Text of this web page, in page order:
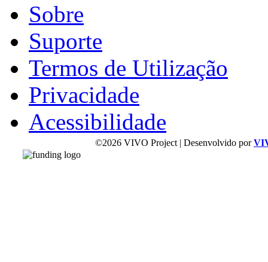
Sobre
Suporte
Termos de Utilização
Privacidade
Acessibilidade
©2026 VIVO Project | Desenvolvido por